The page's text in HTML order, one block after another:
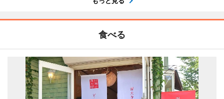
食べる